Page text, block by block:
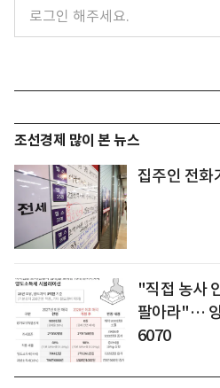
조선경제 많이 본 뉴스
집주인 전화
"직접 농사
팔아라"…
6070